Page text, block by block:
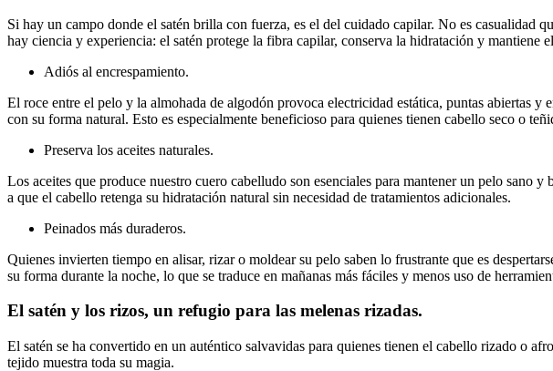
Si hay un campo donde el satén brilla con fuerza, es el del cuidado capilar. No es casualidad
hay ciencia y experiencia: el satén protege la fibra capilar, conserva la hidratación y mantiene
Adiós al encrespamiento.
El roce entre el pelo y la almohada de algodón provoca electricidad estática, puntas abiertas
con su forma natural. Esto es especialmente beneficioso para quienes tienen cabello seco o
Preserva los aceites naturales.
Los aceites que produce nuestro cuero cabelludo son esenciales para mantener un pelo sano
a que el cabello retenga su hidratación natural sin necesidad de tratamientos adicionales.
Peinados más duraderos.
Quienes invierten tiempo en alisar, rizar o moldear su pelo saben lo frustrante que es
su forma durante la noche, lo que se traduce en mañanas más fáciles y menos uso de
El satén y los rizos, un refugio para las melenas rizadas.
El satén se ha convertido en un auténtico salvavidas para quienes tienen el cabello rizado o
tejido muestra toda su magia.